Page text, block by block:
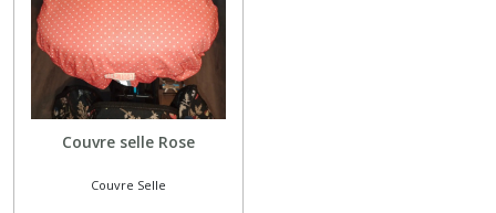
Couvre selle Rose
Couvre Selle